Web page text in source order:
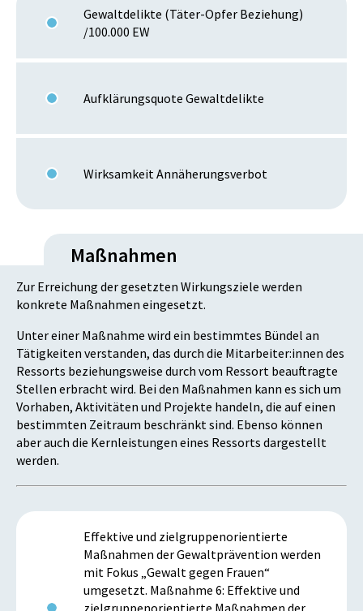
Gewaltdelikte (Täter-Opfer Beziehung)
/100.000 EW
Aufklärungsquote Gewaltdelikte
Wirksamkeit Annäherungsverbot
Maßnahmen
Zur Erreichung der gesetzten Wirkungsziele werden
konkrete Maßnahmen eingesetzt.
Unter einer Maßnahme wird ein bestimmtes Bündel an
Tätigkeiten verstanden, das durch die Mitarbeiter:innen des
Ressorts beziehungsweise durch vom Ressort beauftragte
Stellen erbracht wird. Bei den Maßnahmen kann es sich um
Vorhaben, Aktivitäten und Projekte handeln, die auf einen
bestimmten Zeitraum beschränkt sind. Ebenso können
aber auch die Kernleistungen eines Ressorts dargestellt
werden.
Effektive und zielgruppenorientierte
Maßnahmen der Gewaltprävention werden
mit Fokus „Gewalt gegen Frauen“
umgesetzt. Maßnahme 6: Effektive und